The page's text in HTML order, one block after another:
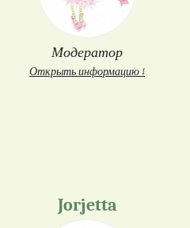
Модератор
Открыть информацию ↓
Jorjetta